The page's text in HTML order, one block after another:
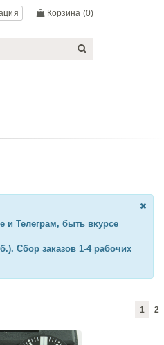
Корзина (0)
и Телеграм, быть вкурсе
Сбор заказов 1-4 рабочих
1 2